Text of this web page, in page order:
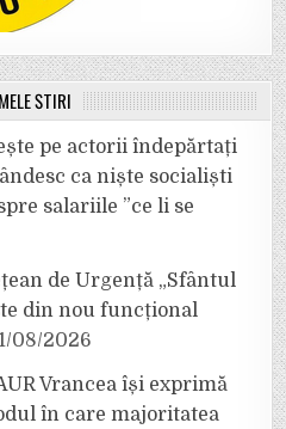
ȘTIRI
pe actorii îndepărtați
ca niște socialiști
salariile ”ce li se
de Urgență „Sfântul
din nou funcțional
08/2026
Vrancea își exprimă
în care majoritatea